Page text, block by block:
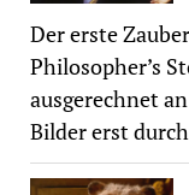
Der erste
Philosopher’s
ausgerechnet
Bilder erst